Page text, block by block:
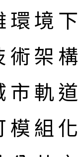
環境
術架
市軌
模組